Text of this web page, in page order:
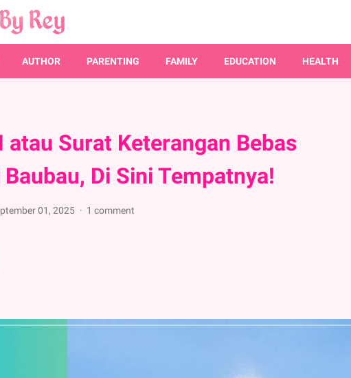
AUTHOR PARENTING FAMILY EDUCATION HEALTH
atau Surat Keterangan Bebas
Di Sini Tempatnya!
01, 2025 1 comment